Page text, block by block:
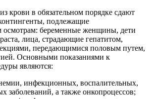
крови в обязательном порядке сдают
подлежащие
осмотрам: беременные женщины, дети
лица, страдающие гепатитом,
передающимися половым путем,
Основными показаниями к
являются:
инфекционных, воспалительных,
заболеваний, а также онкопроцессов;